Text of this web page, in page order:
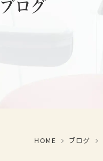
ブログ
HOME ブログ